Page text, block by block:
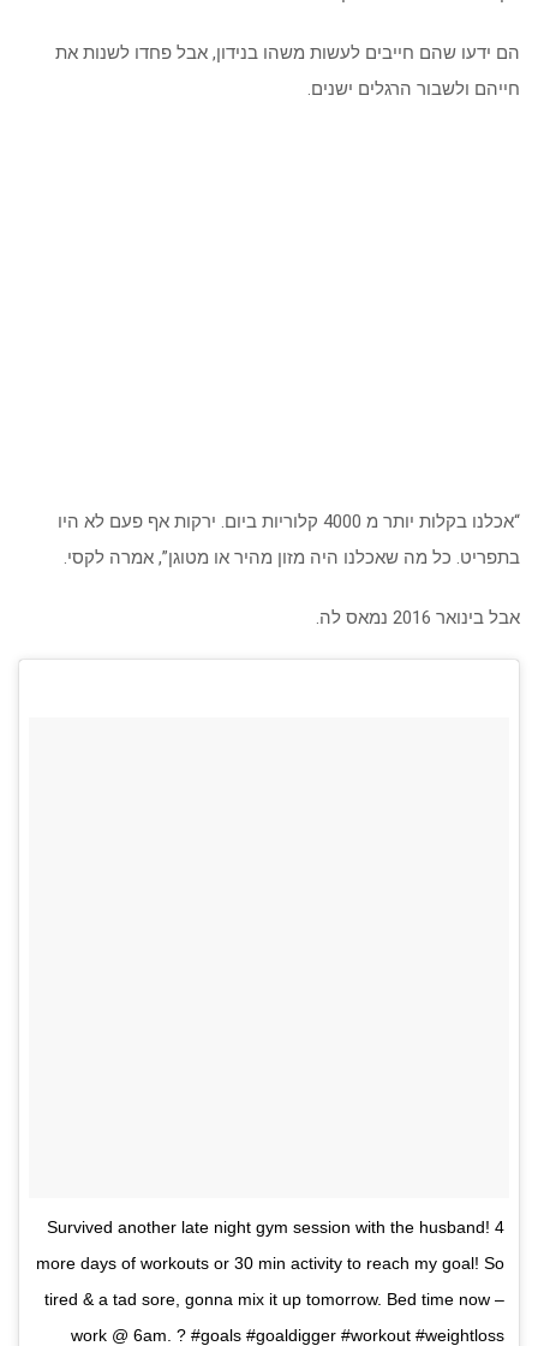
הם ידעו שהם חייבים לעשות משהו בנידון, אבל פחדו לשנות את
חייהם ולשבור הרגלים ישנים.
“אכלנו בקלות יותר מ 4000 קלוריות ביום. ירקות אף פעם לא היו
בתפריט. כל מה שאכלנו היה מזון מהיר או מטוגן”, אמרה לקסי.
אבל בינואר 2016 נמאס לה.
Survived another late night gym session with the husband! 4
more days of workouts or 30 min activity to reach my goal! So
tired & a tad sore, gonna mix it up tomorrow. Bed time now –
work @ 6am. ? #goals #goaldigger #workout #weightloss